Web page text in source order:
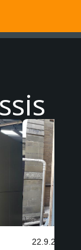
22.9.2025